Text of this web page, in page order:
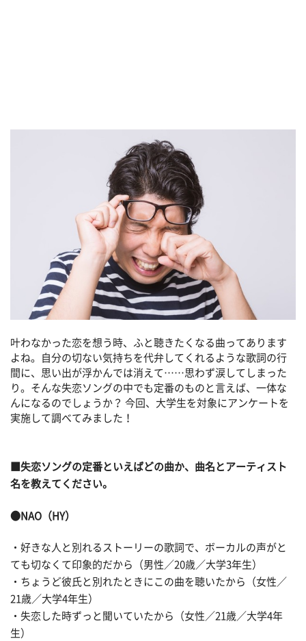
叶わなかった恋を想う時、ふと聴きたくなる曲ってあります
よね。自分の切ない気持ちを代弁してくれるような歌詞の行
間に、思い出が浮かんでは消えて……思わず涙してしまった
り。そんな失恋ソングの中でも定番のものと言えば、一体な
んになるのでしょうか？ 今回、大学生を対象にアンケートを
実施して調べてみました！
■失恋ソングの定番といえばどの曲か、曲名とアーティスト
名を教えてください。
●NAO（HY）
・好きな人と別れるストーリーの歌詞で、ボーカルの声がと
ても切なくて印象的だから（男性／20歳／大学3年生）
・ちょうど彼氏と別れたときにこの曲を聴いたから（女性／
21歳／大学4年生）
・失恋した時ずっと聞いていたから（女性／21歳／大学4年
生）